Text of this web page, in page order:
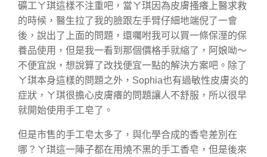
礦工ㄚ琪這樣不注重吧，當ㄚ琪因為皮膚搔癢上醫求救
的時候，醫生拉了我的臉跟左手臂仔細地端倪了一會
後，說出了上面的問題，還囑咐我可以買一條保溼的保
養品使用，但是我一看到那個價格手就縮了，阿娘呦～
不便宜說，想說算了改找便宜一點的解決方案吧。除了
ㄚ琪本身這樣的問題之外，Sophia也有過敏性皮膚炎的
症狀，ㄚ琪很擔心皮膚癢的問題讓人不舒服，所以很早
就開始使用手工皂了。
但是市售的手工皂太多了，與化學合成的香皂差別在
哪？ㄚ琪這一陣子都在用燒不黑的手工香皂，但是後來